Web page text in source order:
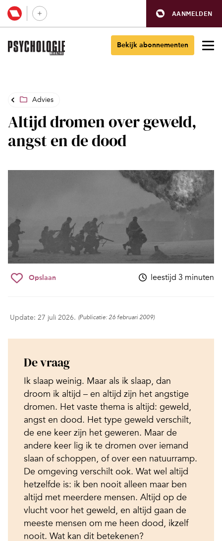
AANMELDEN
Bekijk abonnementen
Advies
Altijd dromen over geweld,
angst en de dood
Opslaan leestijd 3 minuten
Update: 27 juli 2026. (Publicatie: 26 februari 2009)
De vraag
Ik slaap weinig. Maar als ik slaap, dan
droom ik altijd – en altijd zijn het angstige
dromen. Het vaste thema is altijd: geweld,
angst en dood. Het type geweld verschilt,
de ene keer zijn het geweren. Maar de
andere keer lig ik te dromen over iemand
slaan of schoppen, of over een natuurramp.
De omgeving verschilt ook. Wat wel altijd
hetzelfde is: ik ben nooit alleen maar ben
altijd met meerdere mensen. Altijd op de
vlucht voor het geweld, en altijd gaan de
meeste mensen om me heen dood, ikzelf
nooit. Wat kan dit betekenen?